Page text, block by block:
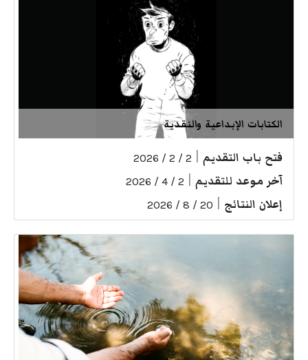
الكتابات الإبداعية والنقدية
فتح باب التقديم 2 / 2 / 2026
آخر موعد للتقديم 2 / 4 / 2026
إعلان النتائج 20 / 8 / 2026